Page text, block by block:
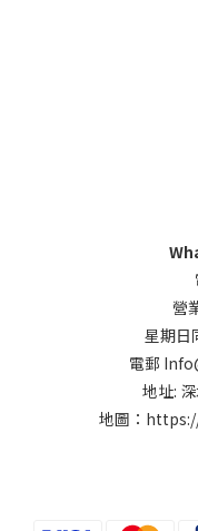
營
星期日
電郵
地址:
地圖：